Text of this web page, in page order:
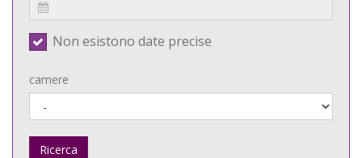
Non esistono date precise
camere
Ricerca